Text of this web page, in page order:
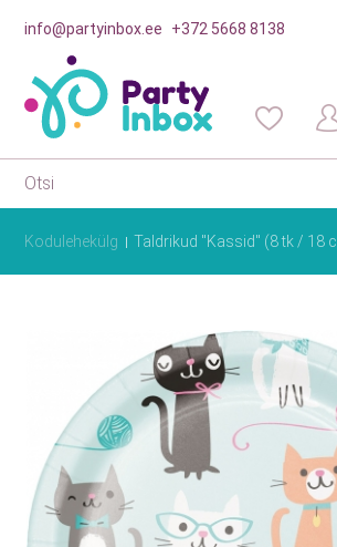
info@partyinbox.ee +372 5668 8138
Kodulehekülg Taldrikud "Kassid" (8 tk / 18